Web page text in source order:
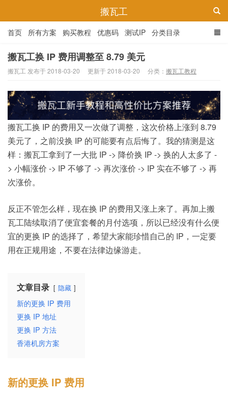
搬瓦工
首页 所有方案 购买教程 优惠码 测试IP 分类目录
搬瓦工换 IP 费用调整至 8.79 美元
搬瓦工 发布于 2018-03-20 更新于 2018-03-20 分类： 搬瓦工教程
搬瓦工换 IP 的费用又一次做了调整，这次价格上涨到 8.79
美元了，之前没换 IP 的可能要有点后悔了。我的猜测是这
样：搬瓦工拿到了一大批 IP -> 降价换 IP -> 换的人太多了 -
> 小幅涨价 -> IP 不够了 -> 再次涨价 -> IP 实在不够了 -> 再
次涨价。
反正不管怎么样，现在换 IP 的费用又涨上来了。再加上搬
瓦工陆续取消了便宜套餐的月付选项，所以已经没有什么便
宜的更换 IP 的选择了，希望大家能珍惜自己的 IP，一定要
用在正规用途，不要在法律边缘游走。
文章目录 隐藏
新的更换 IP 费用
更换 IP 地址
更换 IP 方法
香港机房方案
新的更换 IP 费用